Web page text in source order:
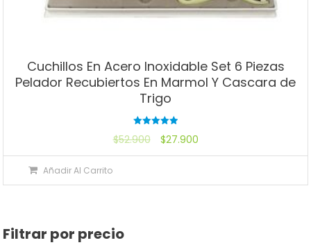
Cuchillos En Acero Inoxidable Set 6 Piezas
Pelador Recubiertos En Marmol Y Cascara de
Trigo
con
de 5
$52.900 $27.900
Añadir Al Carrito
Filtrar por precio